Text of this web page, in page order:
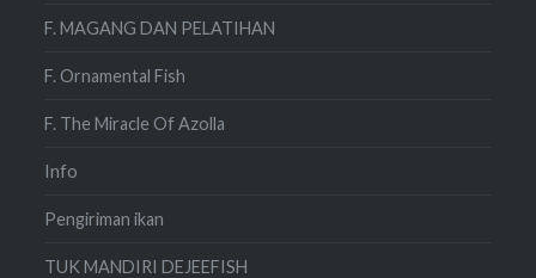
F. MAGANG DAN PELATIHAN
F. Ornamental Fish
F. The Miracle Of Azolla
Info
Pengiriman ikan
TUK MANDIRI DEJEEFISH